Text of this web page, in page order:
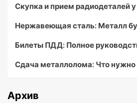
Скупка и прием радиодеталей
Нержавеющая сталь: Металл
Билеты ПДД: Полное
Сдача металлолома: Что нужно
Архив